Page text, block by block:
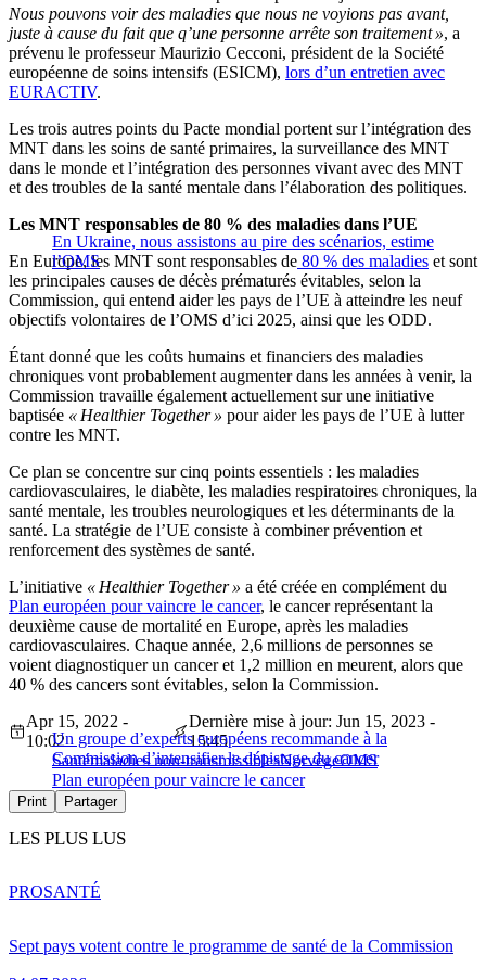
Nous pouvons voir des maladies que nous ne voyions pas avant,
juste à cause du fait que q’une personne arrête son traitement », a
prévenu le professeur Maurizio Cecconi, président de la Société
européenne de soins intensifs (ESICM), lors d’un entretien avec
EURACTIV.
Les trois autres points du Pacte mondial portent sur l’intégration des
MNT dans les soins de santé primaires, la surveillance des MNT
dans le monde et l’intégration des personnes vivant avec des MNT
et des troubles de la santé mentale dans l’élaboration des politiques.
En Ukraine, nous assistons au pire des scénarios, estime
l’OMS
Les MNT responsables de 80 % des maladies dans l’UE
En Europe, les MNT sont responsables de 80 % des maladies et sont
les principales causes de décès prématurés évitables, selon la
Commission, qui entend aider les pays de l’UE à atteindre les neuf
objectifs volontaires de l’OMS d’ici 2025, ainsi que les ODD.
Étant donné que les coûts humains et financiers des maladies
chroniques vont probablement augmenter dans les années à venir, la
Commission travaille également actuellement sur une initiative
baptisée « Healthier Together » pour aider les pays de l’UE à lutter
contre les MNT.
Ce plan se concentre sur cinq points essentiels : les maladies
cardiovasculaires, le diabète, les maladies respiratoires chroniques, la
santé mentale, les troubles neurologiques et les déterminants de la
santé. La stratégie de l’UE consiste à combiner prévention et
renforcement des systèmes de santé.
L’initiative « Healthier Together » a été créée en complément du
Plan européen pour vaincre le cancer, le cancer représentant la
deuxième cause de mortalité en Europe, après les maladies
cardiovasculaires. Chaque année, 2,6 millions de personnes se
voient diagnostiquer un cancer et 1,2 million en meurent, alors que
40 % des cancers sont évitables, selon la Commission.
Un groupe d’experts européens recommande à la
Commission d’intensifier le dépistage du cancer
Apr 15, 2022 -
10:02
Dernière mise à jour: Jun 15, 2023 -
15:45
Santémaladies non-transmissiblesNorvègeOMS
Plan européen pour vaincre le cancer
Print Partager
LES PLUS LUS
Sept pays votent contre le programme de santé de la Commission
PROSANTÉ